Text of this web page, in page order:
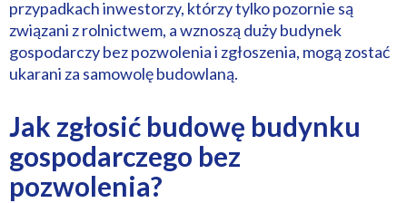
przypadkach inwestorzy, którzy tylko pozornie są
związani z rolnictwem, a wznoszą duży budynek
gospodarczy bez pozwolenia i zgłoszenia, mogą zostać
ukarani za samowolę budowlaną.
Jak zgłosić budowę budynku
gospodarczego bez
pozwolenia?